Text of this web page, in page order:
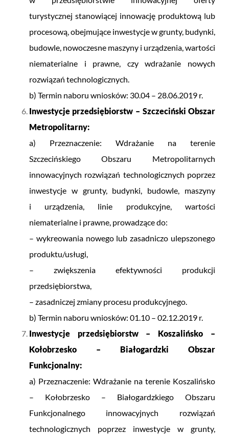
turystycznej stanowiącej innowację produktową lub
procesową, obejmujące inwestycje w grunty, budynki,
budowle, nowoczesne maszyny i urządzenia, wartości
niematerialne i prawne, czy wdrażanie nowych
rozwiązań technologicznych.
b) Termin naboru wniosków: 30.04 – 28.06.2019 r.
Inwestycje przedsiębiorstw – Szczeciński Obszar
Metropolitarny:
a) Przeznaczenie: Wdrażanie na terenie
Szczecińskiego Obszaru Metropolitarnych
innowacyjnych rozwiązań technologicznych poprzez
inwestycje w grunty, budynki, budowle, maszyny
i urządzenia, linie produkcyjne, wartości
niematerialne i prawne, prowadzące do:
– wykreowania nowego lub zasadniczo ulepszonego
produktu/usługi,
– zwiększenia efektywności produkcji
przedsiębiorstwa,
– zasadniczej zmiany procesu produkcyjnego.
b) Termin naboru wniosków: 01.10 – 02.12.2019 r.
Inwestycje przedsiębiorstw – Koszalińsko –
Kołobrzesko – Białogardzki Obszar
Funkcjonalny:
a) Przeznaczenie: Wdrażanie na terenie Koszalińsko
– Kołobrzesko – Białogardzkiego Obszaru
Funkcjonalnego innowacyjnych rozwiązań
technologicznych poprzez inwestycje w grunty,